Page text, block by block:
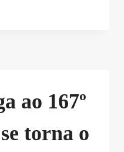
ao 167º
torna o